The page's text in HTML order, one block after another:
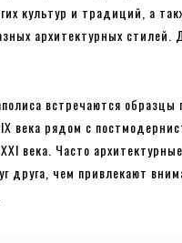
культур и традиций, а
архитектурных стилей.
встречаются образцы
века рядом с
века. Часто
друга, чем привлекают